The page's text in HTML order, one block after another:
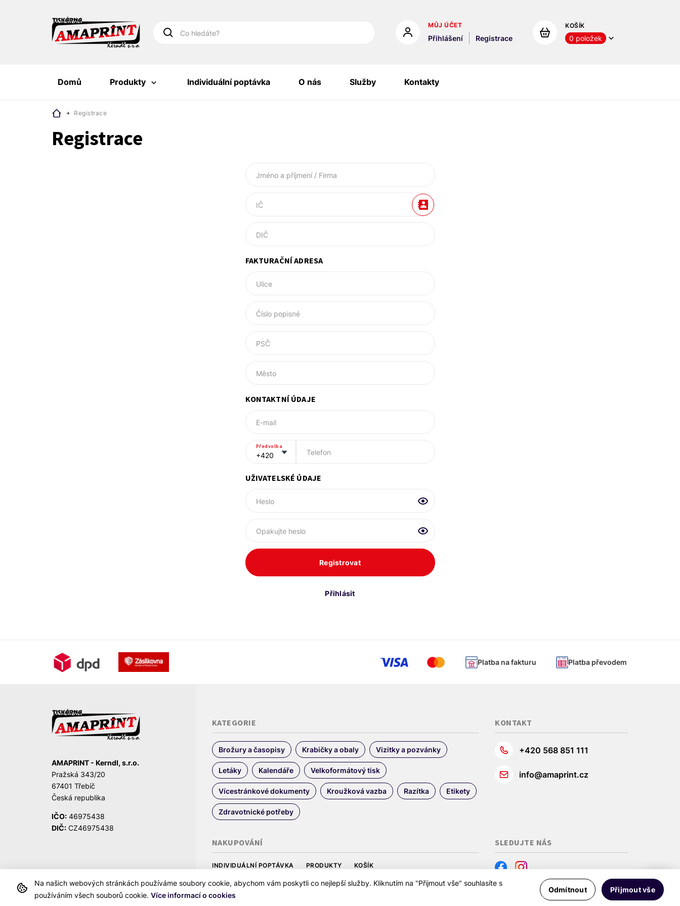
Co hledáte?
MŮJ ÚČET
Přihlášení Registrace
KOŠÍK
0 položek
Domů Produkty Individuální poptávka O nás Služby Kontakty
Registrace
Registrace
Jméno a příjmení / Firma
IČ
DIČ
FAKTURAČNÍ ADRESA
Ulice
Číslo popisné
PSČ
Město
KONTAKTNÍ ÚDAJE
E-mail
Předvolba
Telefon
UŽIVATELSKÉ ÚDAJE
Heslo
Opakujte heslo
Registrovat
Přihlásit
Platba na fakturu Platba převodem
AMAPRINT - Kerndl, s.r.o.
Pražská 343/20
67401 Třebíč
Česká republika
IČO: 46975438
DIČ: CZ46975438
KATEGORIE
Brožury a časopisy Krabičky a obaly Vizitky a pozvánky
Letáky Kalendáře Velkoformátový tisk
Vícestránkové dokumenty Kroužková vazba Razítka Etikety
Zdravotnické potřeby
KONTAKT
+420 568 851 111
info@amaprint.cz
NAKUPOVÁNÍ
INDIVIDUÁLNÍ POPTÁVKA PRODUKTY
KOŠÍK
Obchodní podmínky
Ochrana osobních údajů Zásady používání souborů cookie
SLEDUJTE NÁS
Na našich webových stránkách používáme soubory cookie, abychom vám poskytli co nejlepší služby. Kliknutím na "Přijmout vše" souhlasíte s
používáním všech souborů cookie. Více informací o cookies
Odmítnout Přijmout vše